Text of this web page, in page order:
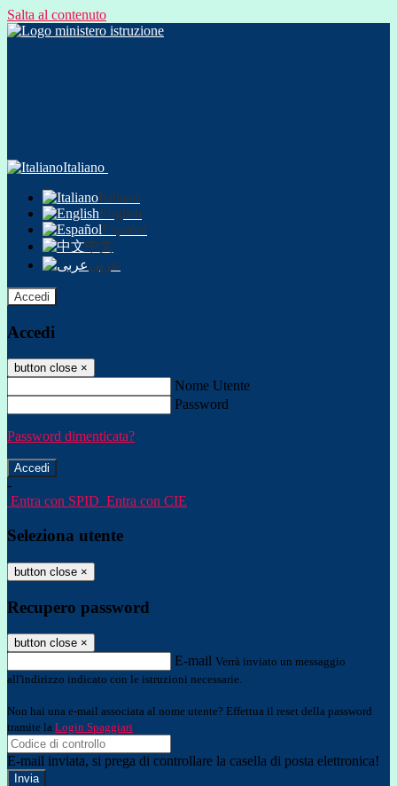
Salta al contenuto
Italiano
Italiano
English
Español
中文
عربى
Accedi
Accedi
button close ×
Nome Utente
Password
Password dimenticata?
-
Entra con SPID Entra con CIE
Seleziona utente
button close ×
Recupero password
button close ×
E-mail Verrà inviato un messaggio
all'indirizzo indicato con le istruzioni necessarie.
Non hai una e-mail associata al nome utente? Effettua il reset della password
tramite la Login Spaggiari
E-mail inviata, si prega di controllare la casella di posta elettronica!